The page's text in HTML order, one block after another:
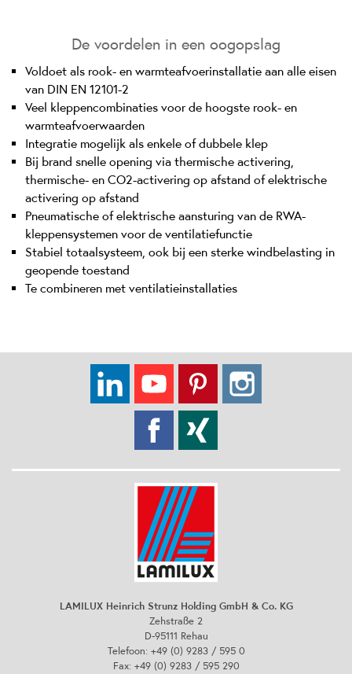
De voordelen in een oogopslag
Voldoet als rook- en warmteafvoerinstallatie aan alle eisen
van DIN EN 12101-2
Veel kleppencombinaties voor de hoogste rook- en
warmteafvoerwaarden
Integratie mogelijk als enkele of dubbele klep
Bij brand snelle opening via thermische activering,
thermische- en CO2-activering op afstand of elektrische
activering op afstand
Pneumatische of elektrische aansturing van de RWA-
kleppensystemen voor de ventilatiefunctie
Stabiel totaalsysteem, ook bij een sterke windbelasting in
geopende toestand
Te combineren met ventilatieinstallaties
LAMILUX Heinrich Strunz Holding GmbH & Co. KG
Zehstraße 2
D-95111 Rehau
Telefoon: +49 (0) 9283 / 595 0
Fax: +49 (0) 9283 / 595 290